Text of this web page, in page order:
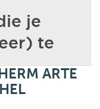
ARTE